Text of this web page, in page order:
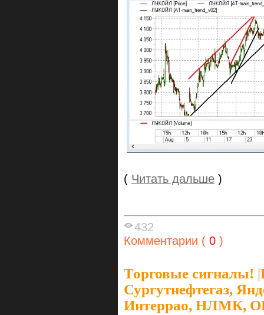
( Читать дальше )
432
Комментарии ( 0 )
Торговые сигналы! |
Сургутнефтегаз,
Интеррао, НЛМК,